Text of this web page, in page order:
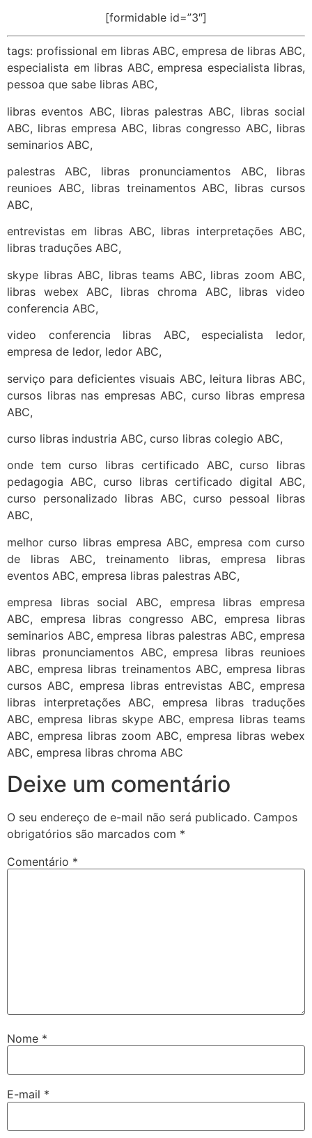
[formidable id=”3″]
tags: profissional em libras ABC, empresa de libras ABC,
especialista em libras ABC, empresa especialista libras,
pessoa que sabe libras ABC,
libras eventos ABC, libras palestras ABC, libras social
ABC, libras empresa ABC, libras congresso ABC, libras
seminarios ABC,
palestras ABC, libras pronunciamentos ABC, libras
reunioes ABC, libras treinamentos ABC, libras cursos
ABC,
entrevistas em libras ABC, libras interpretações ABC,
libras traduções ABC,
skype libras ABC, libras teams ABC, libras zoom ABC,
libras webex ABC, libras chroma ABC, libras video
conferencia ABC,
video conferencia libras ABC, especialista ledor,
empresa de ledor, ledor ABC,
serviço para deficientes visuais ABC, leitura libras ABC,
cursos libras nas empresas ABC, curso libras empresa
ABC,
curso libras industria ABC, curso libras colegio ABC,
onde tem curso libras certificado ABC, curso libras
pedagogia ABC, curso libras certificado digital ABC,
curso personalizado libras ABC, curso pessoal libras
ABC,
melhor curso libras empresa ABC, empresa com curso
de libras ABC, treinamento libras, empresa libras
eventos ABC, empresa libras palestras ABC,
empresa libras social ABC, empresa libras empresa
ABC, empresa libras congresso ABC, empresa libras
seminarios ABC, empresa libras palestras ABC, empresa
libras pronunciamentos ABC, empresa libras reunioes
ABC, empresa libras treinamentos ABC, empresa libras
cursos ABC, empresa libras entrevistas ABC, empresa
libras interpretações ABC, empresa libras traduções
ABC, empresa libras skype ABC, empresa libras teams
ABC, empresa libras zoom ABC, empresa libras webex
ABC, empresa libras chroma ABC
Deixe um comentário
O seu endereço de e-mail não será publicado. Campos
obrigatórios são marcados com *
Comentário *
Nome *
E-mail *